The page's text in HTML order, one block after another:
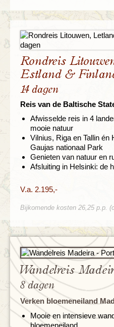
Rondreis
Estland &
14 dagen
Reis van de Baltische
Afwisselde reis in 4
mooie natuur
Vilnius, Riga en Tallin én
Gaujas nationaal Park
Genieten van natuur en
Afsluiting in Helsinki: de
V.a. 2.195,-
Bijkomende kosten 26,25 p.p.
Wandelreis
8 dagen
Verken bloemeneiland
Mooie en intensieve